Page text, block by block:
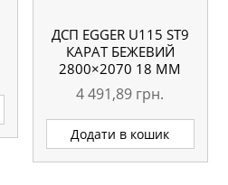
ДСП EGGER U115 ST9
КАРАТ БЕЖЕВИЙ
2800×2070 18 ММ
4 491,89 грн.
Додати в кошик